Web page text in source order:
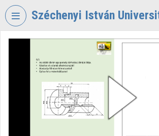
Skip header
Széchenyi István
SZÉCHENYI
UNIVERSITY
Organization home